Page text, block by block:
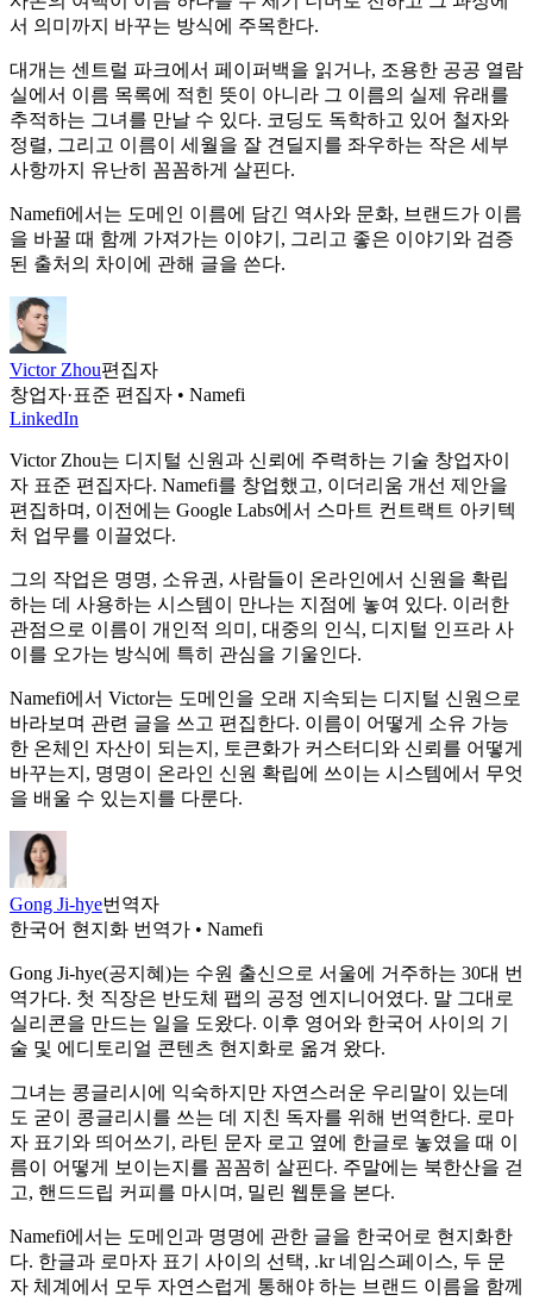
서 의미까지 바꾸는 방식에 주목한다.
대개는 센트럴 파크에서 페이퍼백을 읽거나, 조용한 공공 열람
실에서 이름 목록에 적힌 뜻이 아니라 그 이름의 실제 유래를
추적하는 그녀를 만날 수 있다. 코딩도 독학하고 있어 철자와
정렬, 그리고 이름이 세월을 잘 견딜지를 좌우하는 작은 세부
사항까지 유난히 꼼꼼하게 살핀다.
Namefi에서는 도메인 이름에 담긴 역사와 문화, 브랜드가 이름
을 바꿀 때 함께 가져가는 이야기, 그리고 좋은 이야기와 검증
된 출처의 차이에 관해 글을 쓴다.
Victor Zhou편집자
창업자·표준 편집자 • Namefi
LinkedIn
Victor Zhou는 디지털 신원과 신뢰에 주력하는 기술 창업자이
자 표준 편집자다. Namefi를 창업했고, 이더리움 개선 제안을
편집하며, 이전에는 Google Labs에서 스마트 컨트랙트 아키텍
처 업무를 이끌었다.
그의 작업은 명명, 소유권, 사람들이 온라인에서 신원을 확립
하는 데 사용하는 시스템이 만나는 지점에 놓여 있다. 이러한
관점으로 이름이 개인적 의미, 대중의 인식, 디지털 인프라 사
이를 오가는 방식에 특히 관심을 기울인다.
Namefi에서 Victor는 도메인을 오래 지속되는 디지털 신원으로
바라보며 관련 글을 쓰고 편집한다. 이름이 어떻게 소유 가능
한 온체인 자산이 되는지, 토큰화가 커스터디와 신뢰를 어떻게
바꾸는지, 명명이 온라인 신원 확립에 쓰이는 시스템에서 무엇
을 배울 수 있는지를 다룬다.
Gong Ji-hye번역자
한국어 현지화 번역가 • Namefi
Gong Ji-hye(공지혜)는 수원 출신으로 서울에 거주하는 30대 번
역가다. 첫 직장은 반도체 팹의 공정 엔지니어였다. 말 그대로
실리콘을 만드는 일을 도왔다. 이후 영어와 한국어 사이의 기
술 및 에디토리얼 콘텐츠 현지화로 옮겨 왔다.
그녀는 콩글리시에 익숙하지만 자연스러운 우리말이 있는데
도 굳이 콩글리시를 쓰는 데 지친 독자를 위해 번역한다. 로마
자 표기와 띄어쓰기, 라틴 문자 로고 옆에 한글로 놓였을 때 이
름이 어떻게 보이는지를 꼼꼼히 살핀다. 주말에는 북한산을 걷
고, 핸드드립 커피를 마시며, 밀린 웹툰을 본다.
Namefi에서는 도메인과 명명에 관한 글을 한국어로 현지화한
다. 한글과 로마자 표기 사이의 선택, .kr 네임스페이스, 두 문
자 체계에서 모두 자연스럽게 통해야 하는 브랜드 이름을 함께